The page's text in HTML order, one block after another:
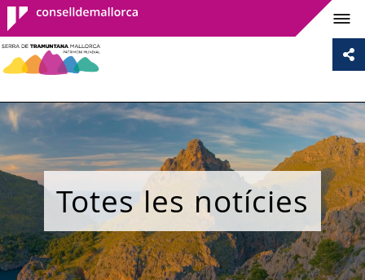
Consell de
Mallorca
Totes les notícies